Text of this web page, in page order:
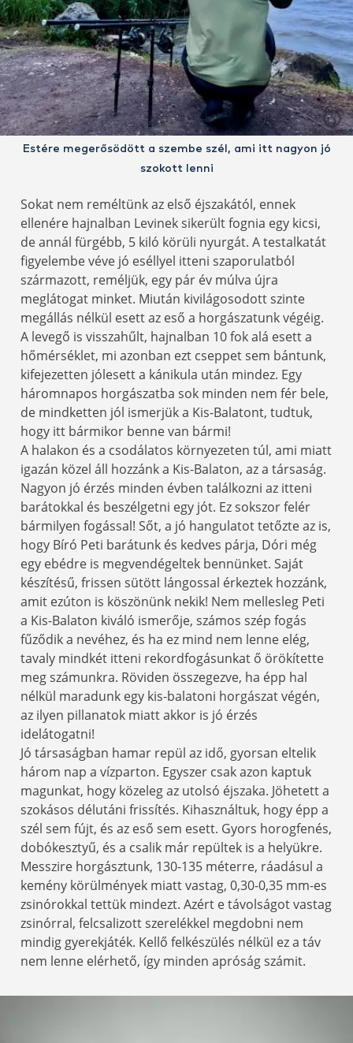
Estére megerősödött a szembe szél, ami itt nagyon jó
szokott lenni
Sokat nem reméltünk az első éjszakától, ennek
ellenére hajnalban Levinek sikerült fognia egy kicsi,
de annál fürgébb, 5 kiló körüli nyurgát. A testalkatát
figyelembe véve jó eséllyel itteni szaporulatból
származott, reméljük, egy pár év múlva újra
meglátogat minket. Miután kivilágosodott szinte
megállás nélkül esett az eső a horgászatunk végéig.
A levegő is visszahűlt, hajnalban 10 fok alá esett a
hőmérséklet, mi azonban ezt cseppet sem bántunk,
kifejezetten jólesett a kánikula után mindez. Egy
háromnapos horgászatba sok minden nem fér bele,
de mindketten jól ismerjük a Kis-Balatont, tudtuk,
hogy itt bármikor benne van bármi!
A halakon és a csodálatos környezeten túl, ami miatt
igazán közel áll hozzánk a Kis-Balaton, az a társaság.
Nagyon jó érzés minden évben találkozni az itteni
barátokkal és beszélgetni egy jót. Ez sokszor felér
bármilyen fogással! Sőt, a jó hangulatot tetőzte az is,
hogy Bíró Peti barátunk és kedves párja, Dóri még
egy ebédre is megvendégeltek bennünket. Saját
készítésű, frissen sütött lángossal érkeztek hozzánk,
amit ezúton is köszönünk nekik! Nem mellesleg Peti
a Kis-Balaton kiváló ismerője, számos szép fogás
fűződik a nevéhez, és ha ez mind nem lenne elég,
tavaly mindkét itteni rekordfogásunkat ő örökítette
meg számunkra. Röviden összegezve, ha épp hal
nélkül maradunk egy kis-balatoni horgászat végén,
az ilyen pillanatok miatt akkor is jó érzés
idelátogatni!
Jó társaságban hamar repül az idő, gyorsan eltelik
három nap a vízparton. Egyszer csak azon kaptuk
magunkat, hogy közeleg az utolsó éjszaka. Jöhetett a
szokásos délutáni frissítés. Kihasználtuk, hogy épp a
szél sem fújt, és az eső sem esett. Gyors horogfenés,
dobókesztyű, és a csalik már repültek is a helyükre.
Messzire horgásztunk, 130-135 méterre, ráadásul a
kemény körülmények miatt vastag, 0,30-0,35 mm-es
zsinórokkal tettük mindezt. Azért e távolságot vastag
zsinórral, felcsalizott szerelékkel megdobni nem
mindig gyerekjáték. Kellő felkészülés nélkül ez a táv
nem lenne elérhető, így minden apróság számit.